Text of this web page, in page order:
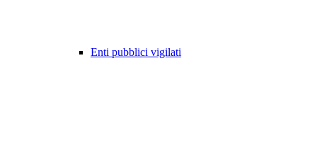
Enti pubblici vigilati